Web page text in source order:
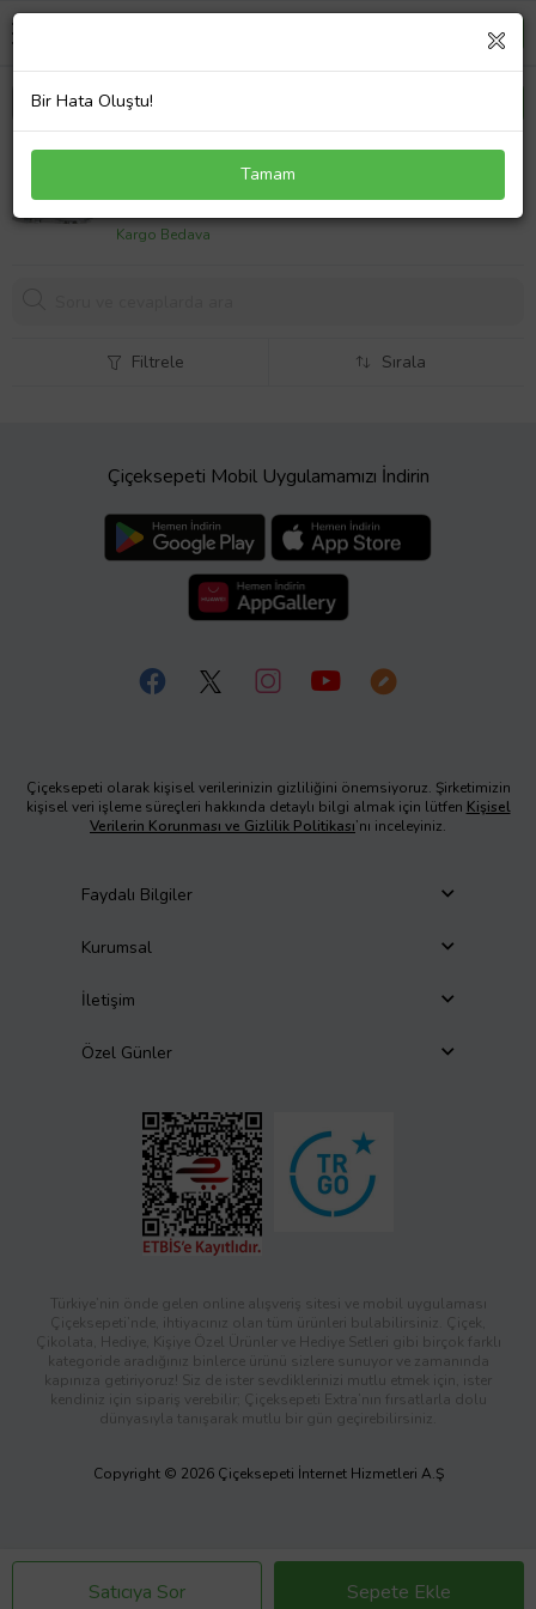
Adidas Predator Club Ft El Genç Çoklu Çim Zemin
Kramponu JQ0709 Beyaz
2999,00 TL
Kargo Bedava
Satıcıya Sor Sepete Ekle
Filtrele Sırala
Çiçeksepeti Mobil Uygulamamızı İndirin
Çiçeksepeti olarak kişisel verilerinizin gizliliğini önemsiyoruz. Şirketimizin
kişisel veri işleme süreçleri hakkında detaylı bilgi almak için lütfen Kişisel
Verilerin Korunması ve Gizlilik Politikası’nı inceleyiniz.
Faydalı Bilgiler
Kurumsal
İletişim
Özel Günler
Türkiye’nin önde gelen online alışveriş sitesi ve mobil uygulaması
Çiçeksepeti’nde, ihtiyacınız olan tüm ürünleri bulabilirsiniz. Çiçek,
Çikolata, Hediye, Kişiye Özel Ürünler ve Hediye Setleri gibi birçok farklı
kategoride aradığınız binlerce ürünü sizlere sunuyor ve zamanında
kapınıza getiriyoruz! Siz de ister sevdiklerinizi mutlu etmek için, ister
kendiniz için sipariş verebilir; Çiçeksepeti Extra’nın fırsatlarla dolu
dünyasıyla tanışarak mutlu bir gün geçirebilirsiniz.
Copyright © 2026 Çiçeksepeti İnternet Hizmetleri A.Ş
Bir Hata Oluştu!
Tamam